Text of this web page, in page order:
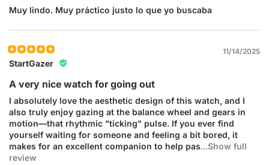
Muy lindo. Muy práctico justo lo que yo buscaba
11/14/2025
StartGazer
A very nice watch for going out
I absolutely love the aesthetic design of this watch, and I
also truly enjoy gazing at the balance wheel and gears in
motion—that rhythmic "ticking" pulse. If you ever find
yourself waiting for someone and feeling a bit bored, it
makes for an excellent companion to help pas...Show full
review